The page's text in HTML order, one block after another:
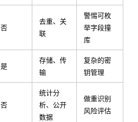
否
去重、关
联
警惕可枚
举字段撞
库
是
存储、传
输
复杂的密
钥管理
否
统计分
析、公开
数据
做重识别
风险评估